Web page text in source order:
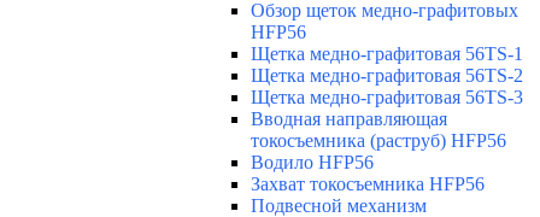
Обзор щеток медно-графитовых
HFP56
Щетка медно-графитовая 56TS-1
Щетка медно-графитовая 56TS-2
Щетка медно-графитовая 56TS-3
Вводная направляющая
токосъемника (раструб) HFP56
Водило HFP56
Захват токосъемника HFP56
Подвесной механизм